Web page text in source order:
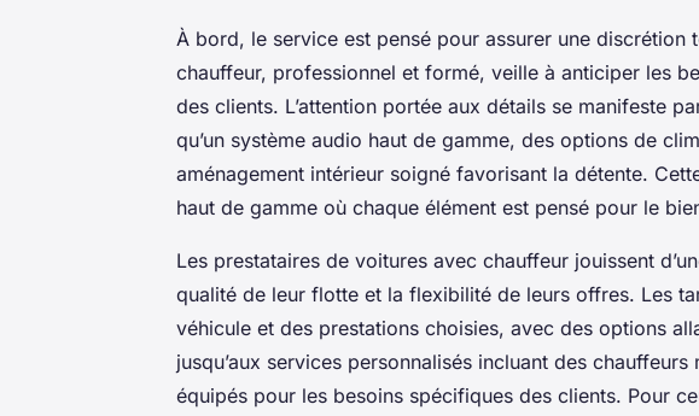
À bord, le service est pensé pour assurer une discrétion
chauffeur, professionnel et formé, veille à anticiper les
des clients. L’attention portée aux détails se manifeste
qu’un système audio haut de gamme, des options de
aménagement intérieur soigné favorisant la détente.
haut de gamme où chaque élément est pensé pour le
Les prestataires de voitures avec chauffeur jouissent
qualité de leur flotte et la flexibilité de leurs offres. Les
véhicule et des prestations choisies, avec des options
jusqu’aux services personnalisés incluant des
équipés pour les besoins spécifiques des clients. Pour